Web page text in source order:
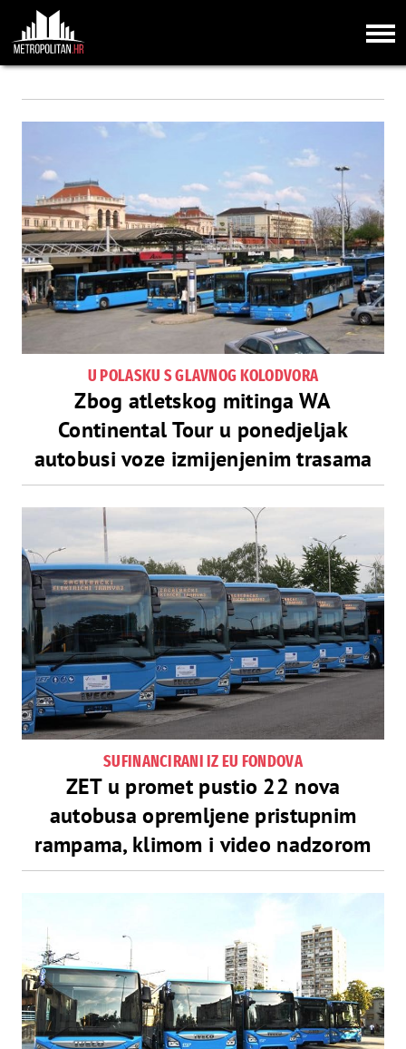
U POLASKU S GLAVNOG KOLODVORA
Zbog atletskog mitinga WA
Continental Tour u ponedjeljak
autobusi voze izmijenjenim trasama
SUFINANCIRANI IZ EU FONDOVA
ZET u promet pustio 22 nova
autobusa opremljene pristupnim
rampama, klimom i video nadzorom